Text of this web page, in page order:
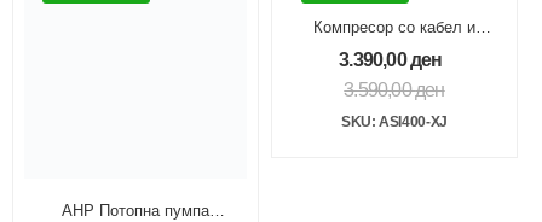
АНР Потопна пумпа
Компресор со кабел и
адаптер за кола 12V
3.390,00ден
3.590,00ден
SKU: ASI400-XJ